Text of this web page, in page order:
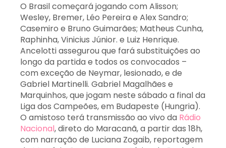
O Brasil começará jogando com Alisson;
Wesley, Bremer, Léo Pereira e Alex Sandro;
Casemiro e Bruno Guimarães; Matheus Cunha,
Raphinha, Vinicius Júnior. e Luiz Henrique.
Ancelotti assegurou que fará substituições ao
longo da partida e todos os convocados –
com exceção de Neymar, lesionado, e de
Gabriel Martinelli. Gabriel Magalhães e
Marquinhos, que jogam neste sábado a final da
Liga dos Campeões, em Budapeste (Hungria).
O amistoso terá transmissão ao vivo da Rádio
Nacional, direto do Maracanã, a partir das 18h,
com narração de Luciana Zogaib, reportagem